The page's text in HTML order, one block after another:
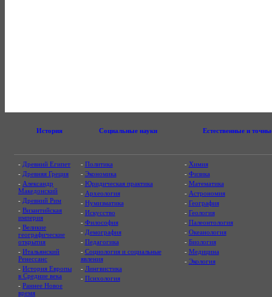
История Социальные науки Естественные и
- Древний Египет
- Древняя Греция
- Александр
Македонский
- Древний Рим
- Византийская
империя
- Великие
географические
открытия
- Итальянский
Ренессанс
- История Европы
в Средние века
- Раннее Новое
время
- Политика
- Экономика
- Юридическая практика
- Археология
- Нумизматика
- Искусство
- Философия
- Демография
- Педагогика
- Социология и социальные
явления
- Лингвистика
- Психология
- Химия
- Физика
- Математика
- Астрономия
- География
- Геология
- Палеонтология
- Океанология
- Биология
- Медицина
- Экология